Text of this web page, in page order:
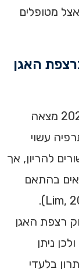
מטופלים
האגן
סקירה שיטתית ומטה־אנליזה משנת 2024 מצאה
עשוי
להריון, אך
בהתאם
לאיכות המחקרים ולסיכון להטיות (Lim, 2024).
רצפת האגן
ולכן ניתן
בלעדי